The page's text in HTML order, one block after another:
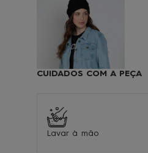
CUIDADOS COM A PEÇA
Lavar à mão